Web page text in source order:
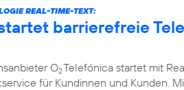
REAL-TIME-TEXT:
barrierefreie
O2Telefónica startet mit
für Kundinnen und Kunden.